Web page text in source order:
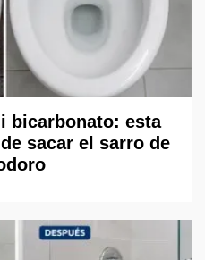
bicarbonato: esta
sacar el sarro de